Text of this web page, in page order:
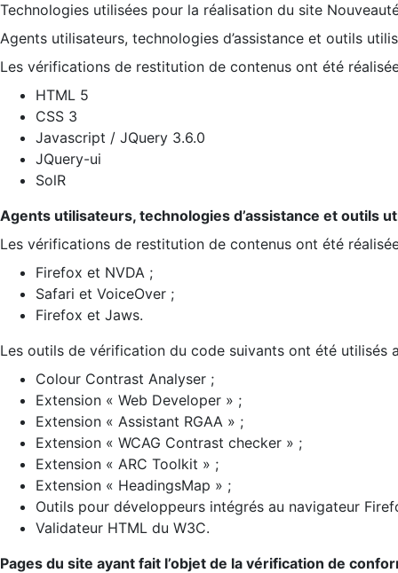
Technologies utilisées pour la réalisation du site
Agents utilisateurs, technologies d’assistance et outils
Les vérifications de restitution de contenus ont été
HTML 5
CSS 3
Javascript / JQuery 3.6.0
JQuery-ui
SolR
Agents utilisateurs, technologies d’assistance et outils
Les vérifications de restitution de contenus ont été
Firefox et NVDA ;
Safari et VoiceOver ;
Firefox et Jaws.
Les outils de vérification du code suivants ont été utilisés
Colour Contrast Analyser ;
Extension « Web Developer » ;
Extension « Assistant RGAA » ;
Extension « WCAG Contrast checker » ;
Extension « ARC Toolkit » ;
Extension « HeadingsMap » ;
Outils pour développeurs intégrés au navigateur
Validateur HTML du W3C.
Pages du site ayant fait l’objet de la vérification de